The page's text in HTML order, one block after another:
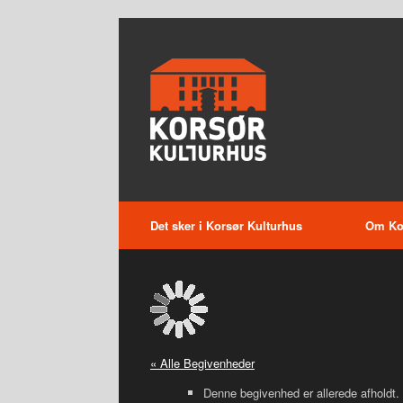
Det sker i Korsør Kulturhus Om
« Alle Begivenheder
Denne begivenhed er allerede afholdt.